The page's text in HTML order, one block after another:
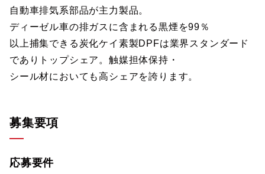
自動車排気系部品が主力製品。
ディーゼル車の排ガスに含まれる黒煙を99％
以上捕集できる炭化ケイ素製DPFは業界スタンダード
でありトップシェア。触媒担体保持・
シール材においても高シェアを誇ります。
募集要項
応募要件